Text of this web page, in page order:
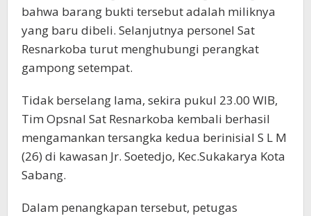
bahwa barang bukti tersebut adalah miliknya
yang baru dibeli. Selanjutnya personel Sat
Resnarkoba turut menghubungi perangkat
gampong setempat.
Tidak berselang lama, sekira pukul 23.00 WIB,
Tim Opsnal Sat Resnarkoba kembali berhasil
mengamankan tersangka kedua berinisial S L M
(26) di kawasan Jr. Soetedjo, Kec.Sukakarya Kota
Sabang.
Dalam penangkapan tersebut, petugas